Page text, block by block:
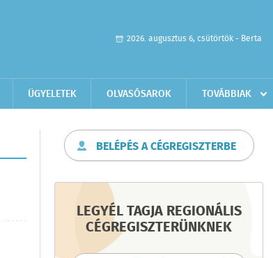
2026. augusztus 6, csütörtök - Berta
ÜGYELETEK OLVASÓSAROK TOVÁBBIAK
BELÉPÉS A CÉGREGISZTERBE
LEGYÉL TAGJA REGIONÁLIS
CÉGREGISZTERÜNKNEK